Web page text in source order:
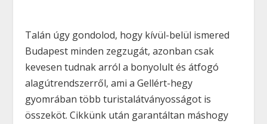
Talán úgy gondolod, hogy kívül-belül ismered
Budapest minden zegzugát, azonban csak
kevesen tudnak arról a bonyolult és átfogó
alagútrendszerről, ami a Gellért-hegy
gyomrában több turistalátványosságot is
összeköt. Cikkünk után garantáltan máshogy